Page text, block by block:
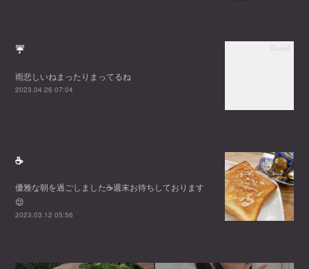
☔
雨悲しいねまったりまってるね
2023.04.26 07:04
☕️
優雅な朝を過ごしました☕️週末お待ちしております
😌
2023.03.12 05:56